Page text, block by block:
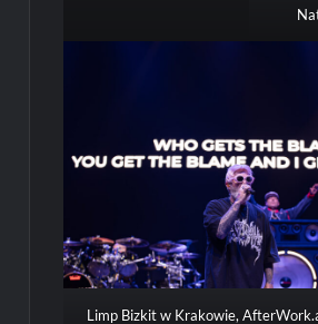
Limp Bizkit w Krakowie,